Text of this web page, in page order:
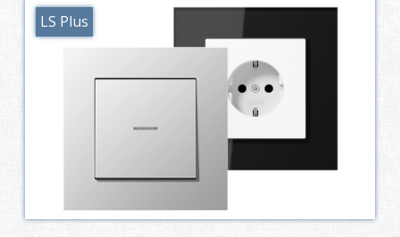
LS Plus